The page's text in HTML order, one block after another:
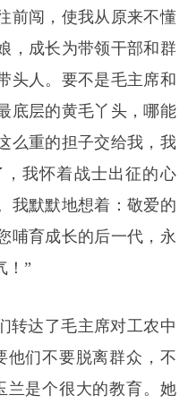
前闯，使我从原来不懂
，成长为带领干部和群
头人。要不是毛主席和
底层的黄毛丫头，哪能
么重的担子交给我，我
我怀着战士出征的心
我默默地想着：敬爱的
哺育成长的后一代，永
！”
转达了毛主席对工农中
他们不要脱离群众，不
兰是个很大的教育。她